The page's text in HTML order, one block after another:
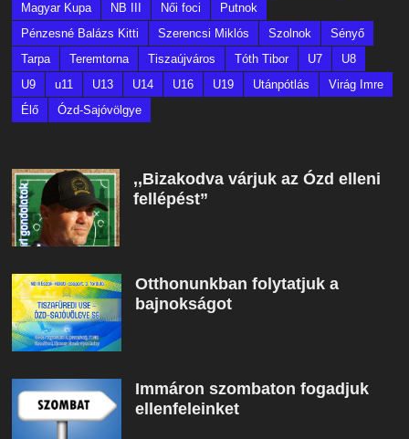
Magyar Kupa
NB III Női foci
Putnok
Pénzesné Balázs Kitti
Szerencsi Miklós Szolnok
Sényő
Tarpa
Teremtorna Tiszaújváros Tóth Tibor U7
U8
U9
u11 U13 U14 U16 U19 Utánpótlás
Virág Imre
Élő
Ózd-Sajóvölgye
,,Bizakodva várjuk az Ózd elleni
fellépést”
Otthonunkban folytatjuk a
bajnokságot
Immáron szombaton fogadjuk
ellenfeleinket